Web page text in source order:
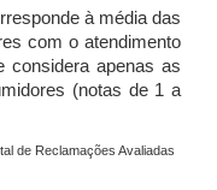
à média das
com o atendimento
considera apenas as
(notas de 1 a
de Reclamações Avaliadas